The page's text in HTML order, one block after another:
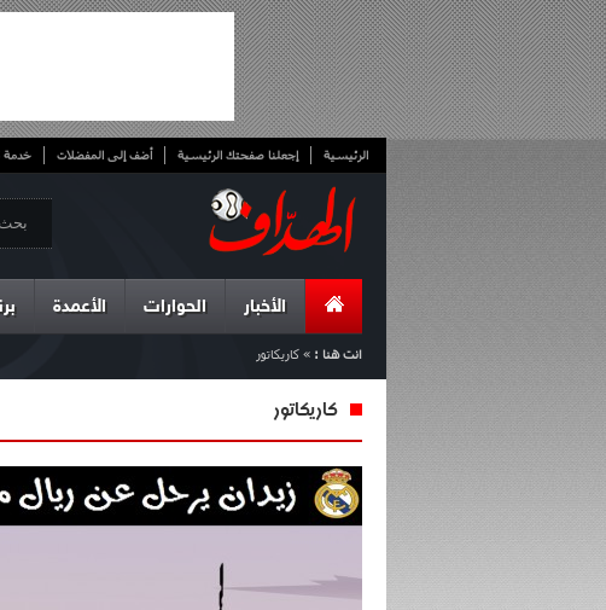
الرئيسية إجعلنا صفحتك الرئيسية أضف إلى المفضلات خدمة RSS
الأخبار الحوارات الأعمدة
انت هنا : » كاريكاتور
كاريكاتور